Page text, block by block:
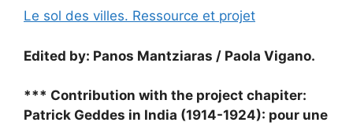
Le sol des villes. Ressource et projet
Edited by: Panos Mantziaras / Paola Vigano.
*** Contribution with the project chapiter:
Patrick Geddes in India (1914-1924): pour une